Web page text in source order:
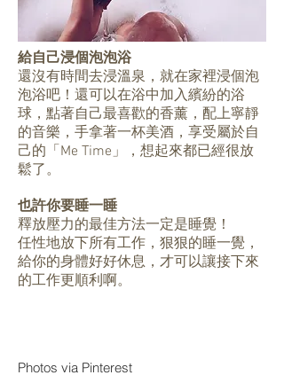
給自己浸個泡泡浴
還沒有時間去浸溫泉，就在家裡浸個泡
泡浴吧！還可以在浴中加入繽紛的浴
球，點著自己最喜歡的香薰，配上寧靜
的音樂，手拿著一杯美酒，享受屬於自
己的「Me Time」，想起來都已經很放
鬆了。
也許你要睡一睡
釋放壓力的最佳方法一定是睡覺！
任性地放下所有工作，狠狠的睡一覺，
給你的身體好好休息，才可以讓接下來
的工作更順利啊。
Photos via Pinterest